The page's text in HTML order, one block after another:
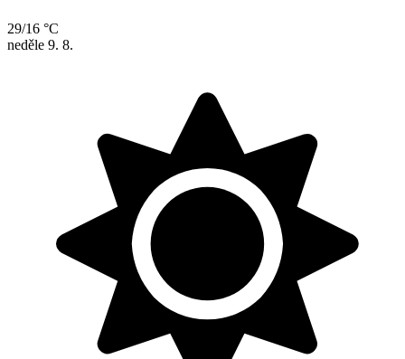
29/16 °C
neděle 9. 8.